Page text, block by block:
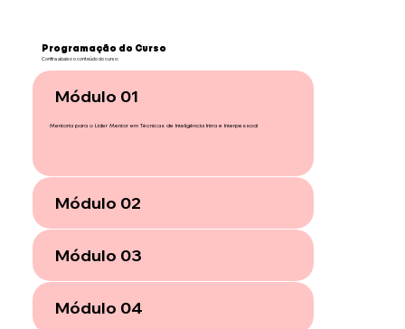
Programação do Curso
Confira abaixo o conteúdo do curso:
Módulo 01
Mentoria para o Líder Mentor em Técnicas de Inteligência Intra e Interpessoal
Módulo 02
Módulo 03
Módulo 04